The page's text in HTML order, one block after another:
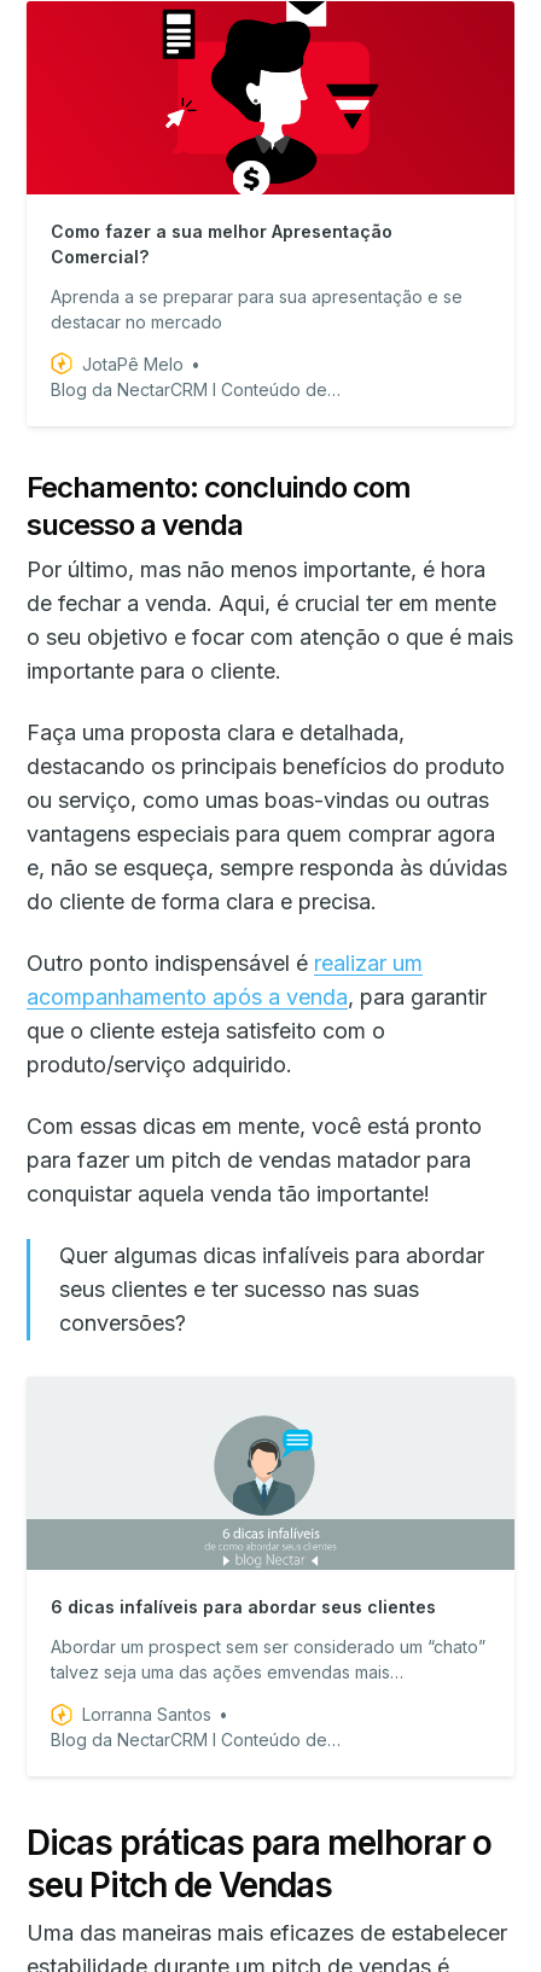
Como fazer a sua melhor Apresentação
Comercial?
Aprenda a se preparar para sua apresentação e se
destacar no mercado
JotaPê Melo
Blog da NectarCRM I Conteúdo de valor para equipes de vendas!
Fechamento: concluindo com
sucesso a venda
Por último, mas não menos importante, é hora
de fechar a venda. Aqui, é crucial ter em mente
o seu objetivo e focar com atenção o que é mais
importante para o cliente.
Faça uma proposta clara e detalhada,
destacando os principais benefícios do produto
ou serviço, como umas boas-vindas ou outras
vantagens especiais para quem comprar agora
e, não se esqueça, sempre responda às dúvidas
do cliente de forma clara e precisa.
Outro ponto indispensável é realizar um
acompanhamento após a venda, para garantir
que o cliente esteja satisfeito com o
produto/serviço adquirido.
Com essas dicas em mente, você está pronto
para fazer um pitch de vendas matador para
conquistar aquela venda tão importante!
Quer algumas dicas infalíveis para abordar
seus clientes e ter sucesso nas suas
conversões?
6 dicas infalíveis para abordar seus clientes
Abordar um prospect sem ser considerado um “chato”
talvez seja uma das ações emvendas mais
atua. Pensandonisto, preparamos 6 dicas infalíveis
para abordar potenciais clientes no seu diaa dia
Lorranna Santos
Blog da NectarCRM I Conteúdo de valor para equipes de vendas!
Dicas práticas para melhorar o
seu Pitch de Vendas
Uma das maneiras mais eficazes de estabelecer
estabilidade durante um pitch de vendas é